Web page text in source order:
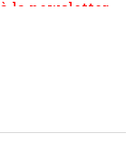
contient des
nombre de
réseaux et si
votre site.